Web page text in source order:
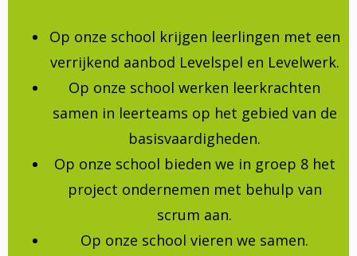
Op onze school krijgen leerlingen met een
verrijkend aanbod Levelspel en Levelwerk.
Op onze school werken leerkrachten
samen in leerteams op het gebied van de
basisvaardigheden.
Op onze school bieden we in groep 8 het
project ondernemen met behulp van
scrum aan.
Op onze school vieren we samen.